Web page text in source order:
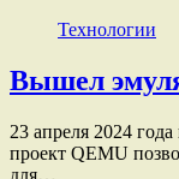
Технологии
Вышел
23 апреля 2024
проект QEMU
для…